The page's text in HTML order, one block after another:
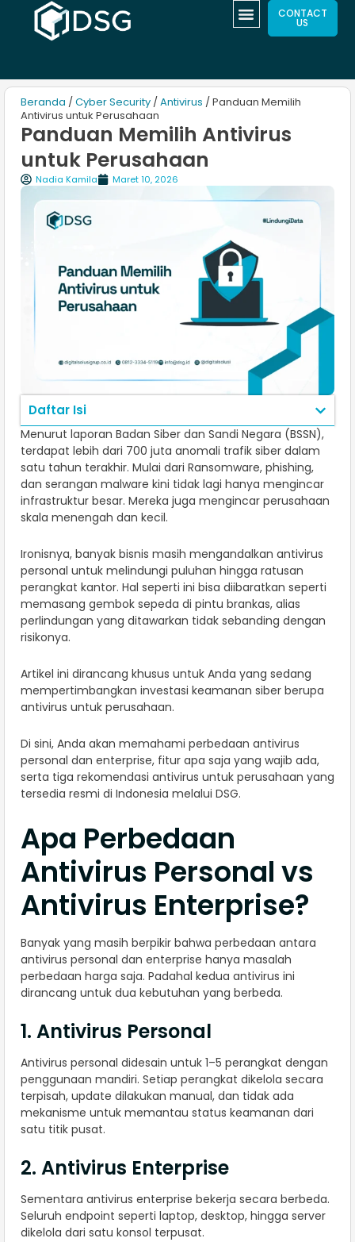
CONTACT
US
Beranda / Cyber Security / Antivirus / Panduan Memilih
Antivirus untuk Perusahaan
Panduan Memilih Antivirus
untuk Perusahaan
Nadia Kamila Maret 10, 2026
Daftar Isi
Menurut laporan Badan Siber dan Sandi Negara (BSSN),
terdapat lebih dari 700 juta anomali trafik siber dalam
satu tahun terakhir. Mulai dari Ransomware, phishing,
dan serangan malware kini tidak lagi hanya mengincar
infrastruktur besar. Mereka juga mengincar perusahaan
skala menengah dan kecil.
Ironisnya, banyak bisnis masih mengandalkan antivirus
personal untuk melindungi puluhan hingga ratusan
perangkat kantor. Hal seperti ini bisa diibaratkan seperti
memasang gembok sepeda di pintu brankas, alias
perlindungan yang ditawarkan tidak sebanding dengan
risikonya.
Artikel ini dirancang khusus untuk Anda yang sedang
mempertimbangkan investasi keamanan siber berupa
antivirus untuk perusahaan.
Di sini, Anda akan memahami perbedaan antivirus
personal dan enterprise, fitur apa saja yang wajib ada,
serta tiga rekomendasi antivirus untuk perusahaan yang
tersedia resmi di Indonesia melalui DSG.
Apa Perbedaan
Antivirus Personal vs
Antivirus Enterprise?
Banyak yang masih berpikir bahwa perbedaan antara
antivirus personal dan enterprise hanya masalah
perbedaan harga saja. Padahal kedua antivirus ini
dirancang untuk dua kebutuhan yang berbeda.
1. Antivirus Personal
Antivirus personal didesain untuk 1–5 perangkat dengan
penggunaan mandiri. Setiap perangkat dikelola secara
terpisah, update dilakukan manual, dan tidak ada
mekanisme untuk memantau status keamanan dari
satu titik pusat.
2. Antivirus Enterprise
Sementara antivirus enterprise bekerja secara berbeda.
Seluruh endpoint seperti laptop, desktop, hingga server
dikelola dari satu konsol terpusat.